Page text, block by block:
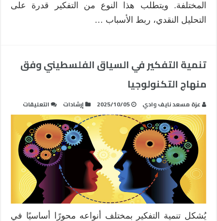
المختلفة. ويتطلب هذا النوع من التفكير قدرة على
التحليل النقدي، ربط الأسباب …
تنمية التفكير في السياق الفلسطيني وفق
منهاج التكنولوجيا
عزة مسعد نايف وادي 2025/10/05 إرشادات التعليقات
تنمية
في
السياق
وفق
منهاج
مغلقة
يُشكل تنمية التفكير بمختلف أنواعه محورًا أساسيًا في